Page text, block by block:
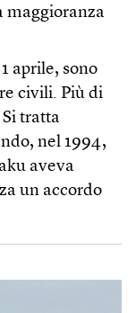
maggioranza
aprile, sono
civili. Più di
tratta
nel 1994,
aveva
un accordo